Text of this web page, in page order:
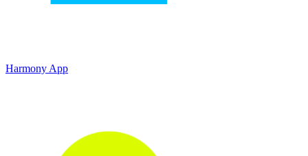
Harmony App